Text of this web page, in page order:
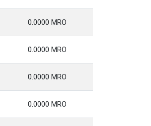
0.0000 MRO
0.0000 MRO
0.0000 MRO
0.0000 MRO